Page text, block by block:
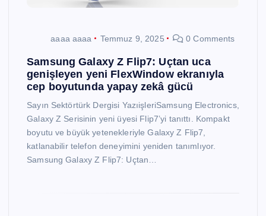
aaaa aaaa Temmuz 9, 2025 0 Comments
Samsung Galaxy Z Flip7: Uçtan uca
genişleyen yeni FlexWindow ekranıyla
cep boyutunda yapay zekâ gücü
Sayın Sektörtürk Dergisi YazıişleriSamsung Electronics,
Galaxy Z Serisinin yeni üyesi Flip7’yi tanıttı. Kompakt
boyutu ve büyük yetenekleriyle Galaxy Z Flip7,
katlanabilir telefon deneyimini yeniden tanımlıyor.
Samsung Galaxy Z Flip7: Uçtan…